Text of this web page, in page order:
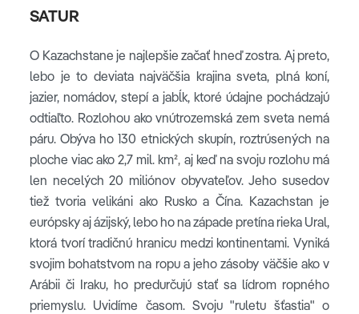
SATUR
O Kazachstane je najlepšie začať hneď zostra. Aj preto,
lebo je to deviata najväčšia krajina sveta, plná koní,
jazier, nomádov, stepí a jabĺk, ktoré údajne pochádzajú
odtiaľto. Rozlohou ako vnútrozemská zem sveta nemá
páru. Obýva ho 130 etnických skupín, roztrúsených na
ploche viac ako 2,7 mil. km², aj keď na svoju rozlohu má
len necelých 20 miliónov obyvateľov. Jeho susedov
tiež tvoria velikáni ako Rusko a Čína. Kazachstan je
európsky aj ázijský, lebo ho na západe pretína rieka Ural,
ktorá tvorí tradičnú hranicu medzi kontinentami. Vyniká
svojim bohatstvom na ropu a jeho zásoby väčšie ako v
Arábii či Iraku, ho predurčujú stať sa lídrom ropného
priemyslu. Uvidíme časom. Svoju "ruletu šťastia" o